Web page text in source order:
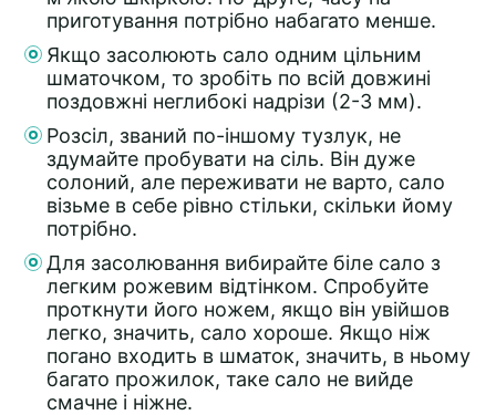
приготування потрібно набагато менше.
Якщо засолюють сало одним цільним
шматочком, то зробіть по всій довжині
поздовжні неглибокі надрізи (2-3 мм).
Розсіл, званий по-іншому тузлук, не
здумайте пробувати на сіль. Він дуже
солоний, але переживати не варто, сало
візьме в себе рівно стільки, скільки йому
потрібно.
Для засолювання вибирайте біле сало з
легким рожевим відтінком. Спробуйте
проткнути його ножем, якщо він увійшов
легко, значить, сало хороше. Якщо ніж
погано входить в шматок, значить, в ньому
багато прожилок, таке сало не вийде
смачне і ніжне.